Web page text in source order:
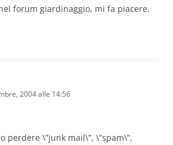
forum giardinaggio, mi fa piacere.
2004 alle 14:56
perdere \”junk mail\”, \”spam\”,